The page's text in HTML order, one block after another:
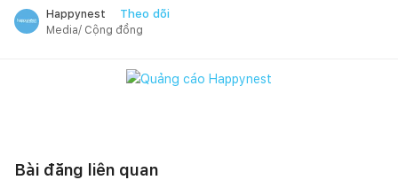
Happynest Theo dõi
Media/ Cộng đồng
Bài đăng liên quan